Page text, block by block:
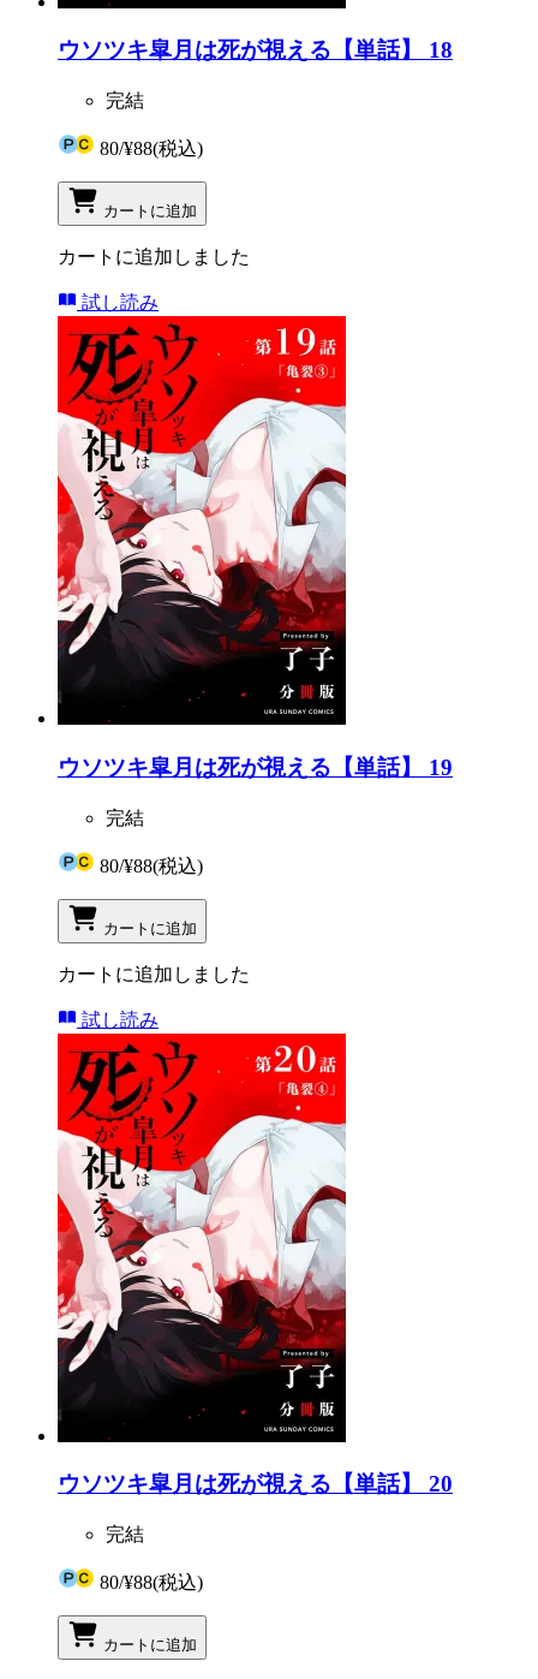
ウソツキ皐月は死が視える【単話】 18
完結
80/¥88(税込)
カートに追加
カートに追加しました
試し読み
ウソツキ皐月は死が視える【単話】 19
完結
80/¥88(税込)
カートに追加
カートに追加しました
試し読み
ウソツキ皐月は死が視える【単話】 20
完結
80/¥88(税込)
カートに追加